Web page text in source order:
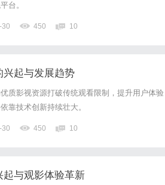
台。
30 450 10
兴起与发展趋势
质影视资源打破传统观看限制，提升用户体
靠技术创新持续壮大。
30 450 10
与观影体验革新